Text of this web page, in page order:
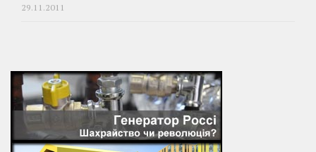
29.11.2011